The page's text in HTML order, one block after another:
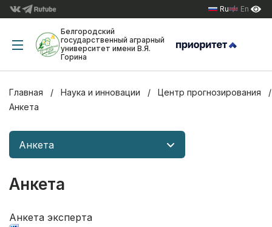
Ru En
Белгородский
государственный аграрный
университет имени В.Я.
Горина
Главная Наука и инновации
Центр прогнозирования
Анкета
Анкета
Анкета
Анкета эксперта